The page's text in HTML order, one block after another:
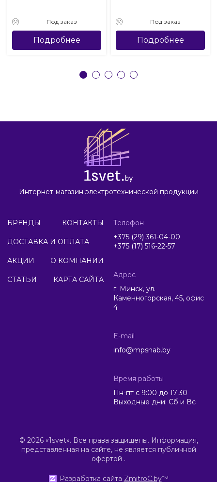
Под заказ
Подробнее
Под заказ
Подробнее
Интернет-магазин электротехнической продукции
БРЕНДЫ КОНТАКТЫ
ДОСТАВКА И ОПЛАТА
АКЦИИ О КОМПАНИИ
СТАТЬИ КАРТА САЙТА
Телефон
+375 (29) 361-04-00
+375 (17) 516-22-57
Адрес
г. Минск, ул.
Каменногорская, 45, офис
4
E-mail
info@mpsnab.by
Время работы
Пн-пт с 9:00 до 17:30
Выходные дни: Сб и Вс
© 2026 «1svet». Все права защищены. Информация,
представленная на сайте, не является публичной
офертой .
Разработка сайта ZmitroC.by™